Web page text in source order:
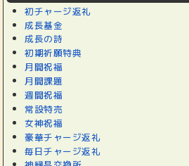
初チャージ返礼
成長基金
成長の詩
初期祈願特典
月間祝福
月間課題
週間祝福
常設特売
女神祝福
豪華チャージ返礼
毎日チャージ返礼